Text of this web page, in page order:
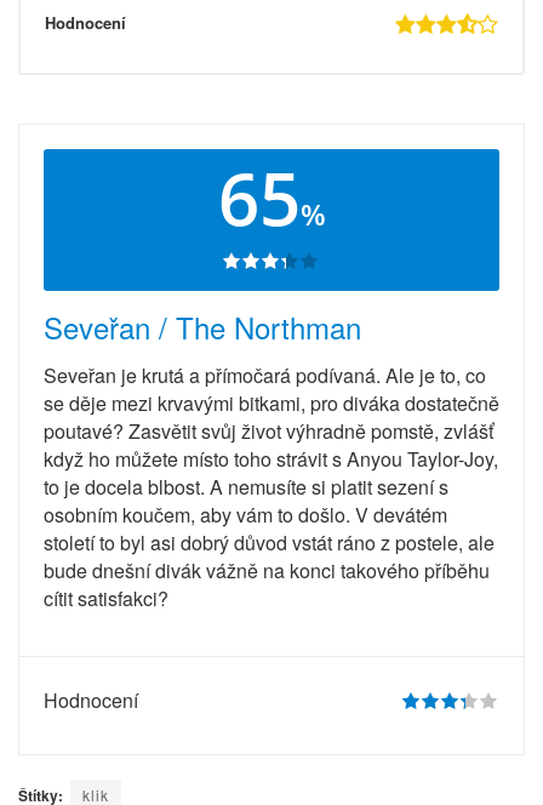
Hodnocení
65%
Seveřan / The Northman
Seveřan je krutá a přímočará podívaná. Ale je to, co
se děje mezi krvavými bitkami, pro diváka dostatečně
poutavé? Zasvětit svůj život výhradně pomstě, zvlášť
když ho můžete místo toho strávit s Anyou Taylor-Joy,
to je docela blbost. A nemusíte si platit sezení s
osobním koučem, aby vám to došlo. V devátém
století to byl asi dobrý důvod vstát ráno z postele, ale
bude dnešní divák vážně na konci takového příběhu
cítit satisfakci?
Hodnocení
Štítky: klik